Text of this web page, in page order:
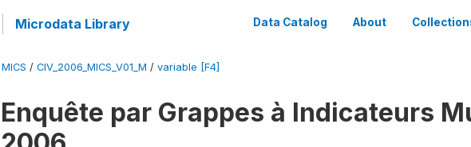
Microdata Library Data Catalog About
MICS / CIV_2006_MICS_V01_M / variable [F4]
Enquête par Grappes à Indicateurs